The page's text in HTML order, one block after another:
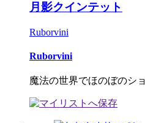
月影クインテット
Ruborvini
Ruborvini
魔法の世界でほのぼのシ